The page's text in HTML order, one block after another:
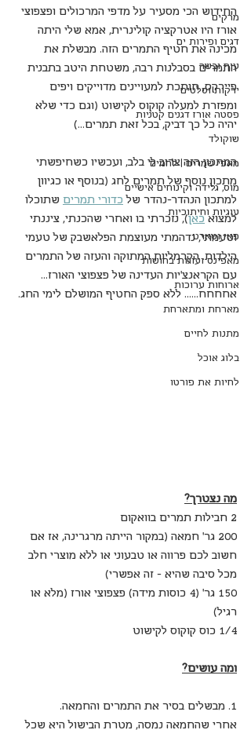
מרקים
דגים ופירות ים
עוף ובשר
ירקות וסלטים
פסטה אורז דגנים קטניות
שוקולד
מאפי שמרים | לחמים
מוס, גלידה וקינוחים אישיים
עוגיות וחיתוכיות
פאי וטארט
מאפינס ועוגות בחושות
ארוחות ערוכות
מארחת ומתארחת
מתנות לחיים
בלוג אוכל
לחיות את פורטו
החידוש הכי מסעיר על מדפי המרכולים ופצפוצי
אורז היו אטרקציה קולינרית, אמא שלי היתה
מכינה את חטיף התמרים הזה. מבשלת את
התמרים בסבלנות רבה, משטחת היטב בתבנית
פיירקס, חותכת למעויינים מדוייקים ויפים
ומפזרת למעלה קוקוס לקישוט (וגם כדי שלא
יהיה כל כך דביק, בכל זאת תמרים...)
המתכון הזה צרוב לי בלב, ועכשיו כשחיפשתי
מתכון נוסף של תמרים לחג (בנוסף או כגיוון
למתכון הנהדר-נהדר של כדורי תמרים שתוכלו
למצוא כאן), נזכרתי בו ואחרי שהכנתי, ציננתי
וטעמתי, נדהמתי מעוצמת הפלאשבק של טעמי
הילדות. הקרמליות המתוקה והעזה של התמרים
עם הקראנצ'יות העדינה של פצפוצי האורז...
אחחחח...... ללא ספק החטיף המושלם לימי החג.
מה נצטרך?
2 חבילות תמרים בוואקום
200 גר' חמאה (במקור הייתה מרגרינה, אז אם
חשוב לכם פרווה או טבעוני או ללא מוצרי חלב
מכל סיבה שהיא - זה אפשרי)
150 גר' (4 כוסות מידה) פצפוצי אורז (מלא או
רגיל)
1/4 כוס קוקוס לקישוט
ומה עושים?
1. מבשלים בסיר את התמרים והחמאה.
אחרי שהחמאה נמסה, מטרת הבישול היא שכל